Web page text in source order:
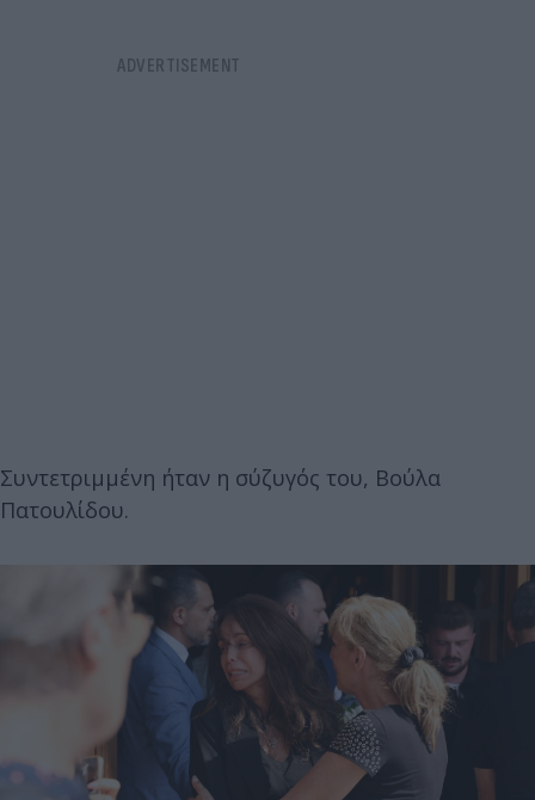
Συντετριμμένη ήταν η σύζυγός του, Βούλα
Πατουλίδου.